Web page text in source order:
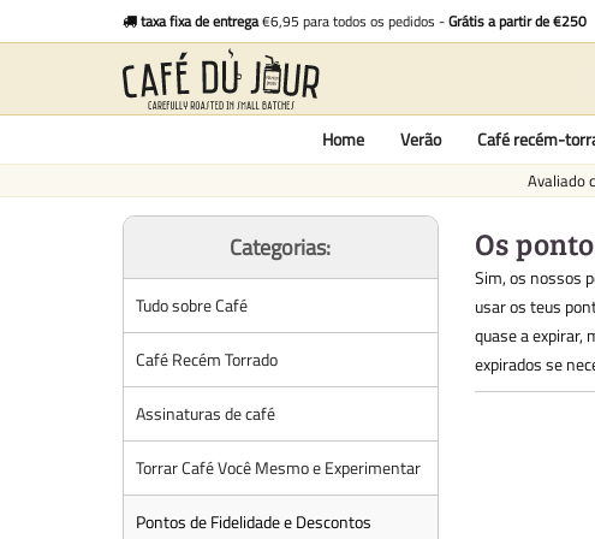
taxa fixa de entrega€6,95 para todos os pedidos -Grátis a partir de €250
Home Verão Café recém-
Avaliado
Os
Sim, os nossos
usar os teus
quase a expirar,
expirados se
Categorias:
Tudo sobre Café
Café Recém Torrado
Assinaturas de café
Torrar Café Você Mesmo e Experimentar
Pontos de Fidelidade e Descontos